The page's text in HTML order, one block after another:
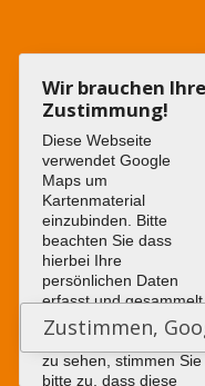
Wir brauchen Ihre
Zustimmung!
Diese Webseite
verwendet Google
Maps um
Kartenmaterial
einzubinden. Bitte
beachten Sie dass
hierbei Ihre
persönlichen Daten
erfasst und gesammelt
werden können. Um
die Google Maps Karte
zu sehen, stimmen Sie
bitte zu, dass diese